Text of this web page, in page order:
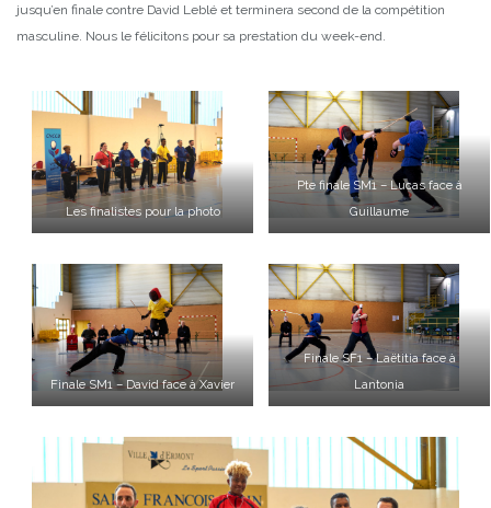
jusqu’en finale contre David Leblé et terminera second de la compétition
masculine. Nous le félicitons pour sa prestation du week-end.
Les finalistes pour la photo
Pte finale SM1 – Lucas face à
Guillaume
Finale SM1 – David face à Xavier
Finale SF1 – Laëtitia face à
Lantonia